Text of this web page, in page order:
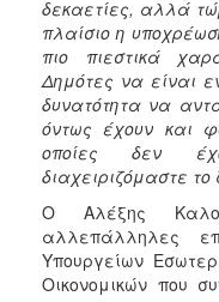
δεκαετίες, αλλά
πλαίσιο η
πιο πιεστικά
Δημότες να είναι
δυνατότητα να
όντως έχουν και
οποίες δεν
διαχειριζόμαστε το
Ο Αλέξης
αλλεπάλληλες
Υπουργείων
Οικονομικών που